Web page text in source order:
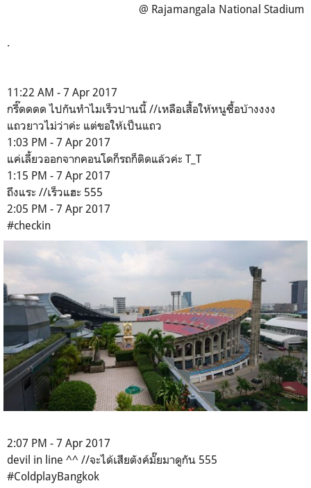
@ Rajamangala National Stadium
.
11:22 AM - 7 Apr 2017
กรี๊ดดดด ไปกันทำไมเร็วปานนี้ //เหลือเสื้อให้หนูซื้อบ้างงงง
แถวยาวไม่ว่าค่ะ แต่ขอให้เป็นแถว
1:03 PM - 7 Apr 2017
แค่เลี้ยวออกจากคอนโดก็รถก็ติดแล้วค่ะ T_T
1:15 PM - 7 Apr 2017
ถึงแระ //เร็วแฮะ 555
2:05 PM - 7 Apr 2017
#checkin
2:07 PM - 7 Apr 2017
devil in line ^^ //จะได้เสียตังค์มั๊ยมาดูกัน 555
#ColdplayBangkok